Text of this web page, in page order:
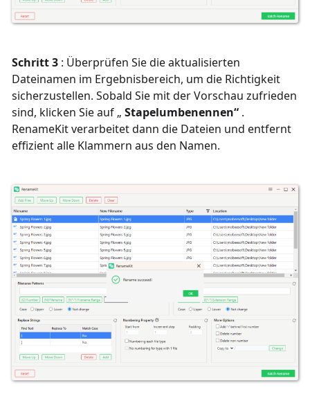
Schritt 3 : Überprüfen Sie die aktualisierten
Dateinamen im Ergebnisbereich, um die Richtigkeit
sicherzustellen. Sobald Sie mit der Vorschau zufrieden
sind, klicken Sie auf „ Stapelumbenennen“ .
RenameKit verarbeitet dann die Dateien und entfernt
effizient alle Klammern aus den Namen.